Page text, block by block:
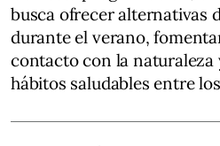
busca ofrecer alternativas
durante el verano,
contacto con la naturaleza
hábitos saludables entre